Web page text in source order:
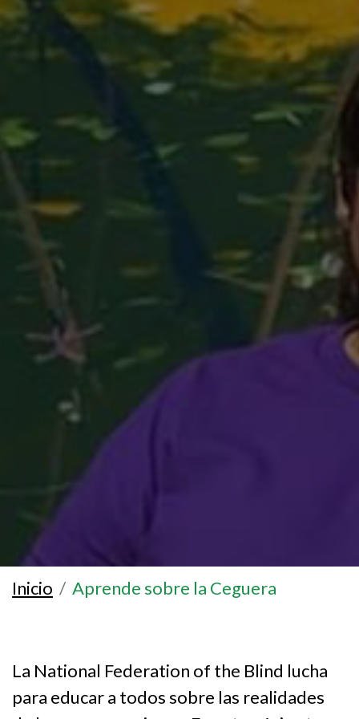
Inicio Aprende sobre la Ceguera
La National Federation of the Blind lucha
para educar a todos sobre las realidades